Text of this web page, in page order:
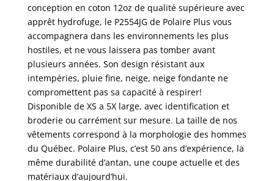
conception en coton 12oz de qualité supérieure avec
apprêt hydrofuge, le P2554JG de Polaire Plus vous
accompagnera dans les environnements les plus
hostiles, et ne vous laissera pas tomber avant
plusieurs années. Son design résistant aux
intempéries, pluie fine, neige, neige fondante ne
compromettent pas sa capacité à respirer!
Disponible de XS a 5X large, avec identification et
broderie ou carrément sur mesure. La taille de nos
vêtements correspond à la morphologie des hommes
du Québec. Polaire Plus, c’est 50 ans d’expérience, la
même durabilité d’antan, une coupe actuelle et des
matériaux d’aujourd’hui.